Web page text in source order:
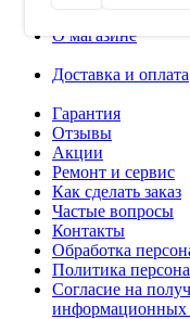
О магазине
Доставка и оплата
Гарантия
Отзывы
Акции
Ремонт и сервис
Как сделать заказ
Частые вопросы
Контакты
Обработка
Политика
Согласие на
информационных